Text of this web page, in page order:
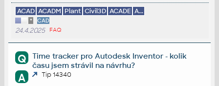
ACAD ACADM Plant Civil3D ACADE A...
* CAD
24.4.2025 FAQ
Q
Time tracker pro Autodesk Inventor - kolik
času jsem strávil na návrhu?
A Tip 14340